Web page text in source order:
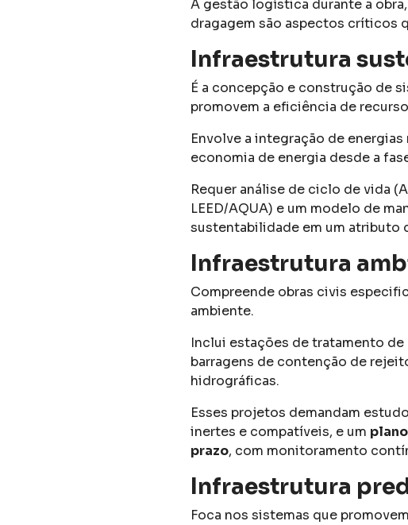
A gestão logística durante a
dragagem são aspectos críticos
Infraestrutura
É a concepção e construção de
promovem a eficiência de
Envolve a integração de
economia de energia desde a
Requer análise de ciclo de vida
LEED/AQUA) e um modelo de
sustentabilidade em um atributo
Infraestrutura
Compreende obras civis
ambiente.
Inclui estações de tratamento
barragens de contenção de
hidrográficas.
Esses projetos demandam
inertes e compatíveis, e um
prazo, com monitoramento
Infraestrutura
Foca nos sistemas que